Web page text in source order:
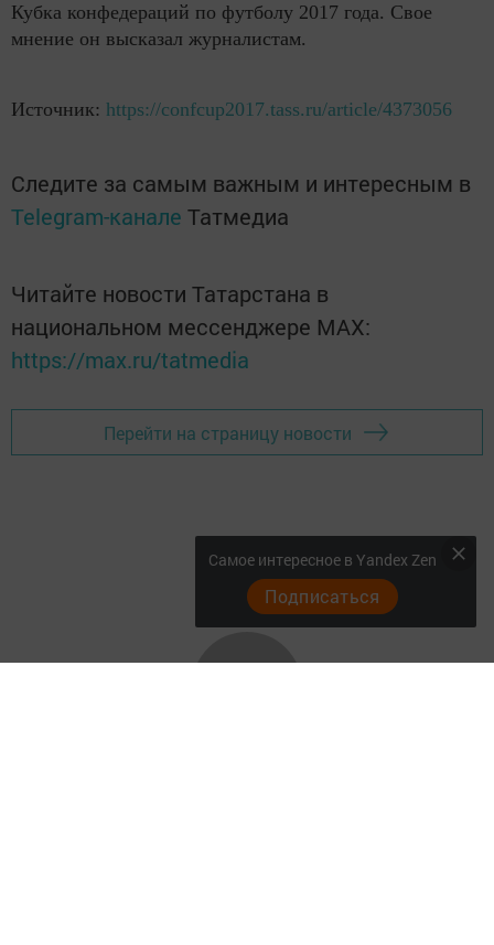
Кубка конфедераций по футболу 2017 года. Свое
мнение он высказал журналистам.
Источник: https://confcup2017.tass.ru/article/4373056
Следите за самым важным и интересным в
Telegram-канале Татмедиа
Читайте новости Татарстана в
национальном мессенджере MАХ:
https://max.ru/tatmedia
Перейти на страницу новости
Самое интересное в Yandex Zen
Подписаться